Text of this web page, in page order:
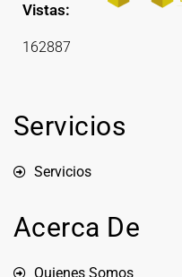
Vistas:
162887
Servicios
Servicios
Acerca De
Quienes Somos